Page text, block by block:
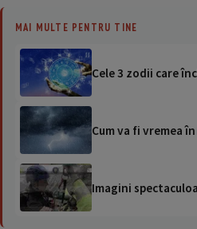
MAI MULTE PENTRU TINE
Cele 3 zodii care
Cum va fi vremea
Imagini